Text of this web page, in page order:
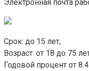
Электронная почта
Срок: до 15 лет,
Возраст: от 18 до 75
Годовой процент от